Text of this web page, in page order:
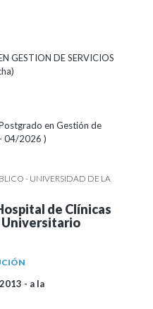
GESTION DE SERVICIOS
en Gestión de
04/2026 )
- UNIVERSIDAD DE LA
de Clínicas
Universitario
- a la